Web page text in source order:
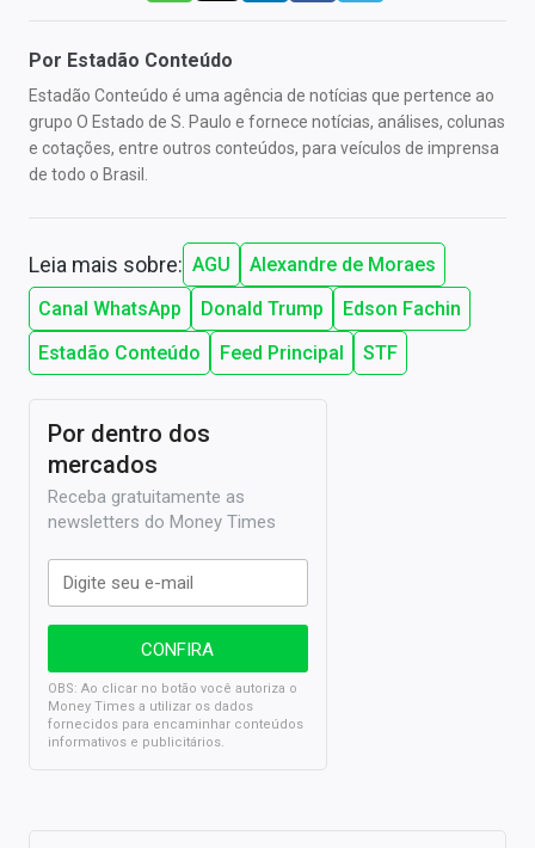
Por Estadão Conteúdo
Estadão Conteúdo é uma agência de notícias que pertence ao
grupo O Estado de S. Paulo e fornece notícias, análises, colunas
e cotações, entre outros conteúdos, para veículos de imprensa
de todo o Brasil.
Leia mais sobre: AGU
Alexandre de Moraes
Canal WhatsApp
Donald Trump
Edson Fachin
Estadão Conteúdo
Feed Principal STF
Por dentro dos
mercados
Receba gratuitamente as
newsletters do Money Times
OBS: Ao clicar no botão você autoriza o
Money Times a utilizar os dados
fornecidos para encaminhar conteúdos
informativos e publicitários.